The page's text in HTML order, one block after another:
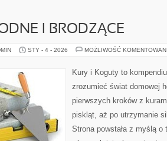
I BRODZĄCE
STY - 4 - 2026 MOŻLIWOŚĆ
Kury i Koguty to
zrozumieć świat domowej
pierwszych kroków z
piskląt, aż po utrzymanie
Strona powstała z myślą